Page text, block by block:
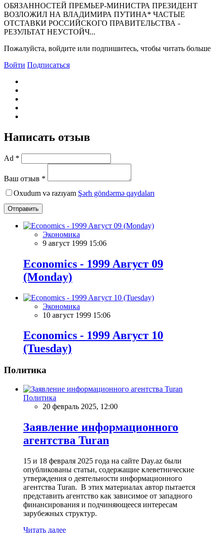
ОБЯЗАННОСТЕЙ ПРЕМЬЕР-МИНИСТРА ПРЕЗИДЕНТ
ВОЗЛОЖИЛ НА ВЛАДИМИРА ПУТИНА* ЧАСТЫЕ
ОТСТАВКИ РОССИЙСКОГО ПРАВИТЕЛЬСТВА -
РЕЗУЛЬТАТ HЕУСТОЙЧ...
Пожалуйста, войдите или подпишитесь, чтобы читать больше
Войти Подписаться
Написать отзыв
Ad *
Ваш отзыв *
Oxudum və razıyam Şərh göndərmə qaydaları
Отправить
Экономика
9 август 1999 15:06
Economics - 1999 Aвгуст 09
(Monday)
Экономика
10 август 1999 15:06
Economics - 1999 Aвгуст 10
(Tuesday)
Политика
Политика
20 февраль 2025, 12:00
Заявление информационного
агентства Turan
15 и 18 февраля 2025 года на сайте Day.az были
опубликованы статьи, содержащие клеветнические
утверждения о деятельности информационного
агентства Turan. В этих материалах автор пытается
представить агентство как зависимое от западного
финансирования и подчиняющееся интересам
зарубежных структур.
Читать далее